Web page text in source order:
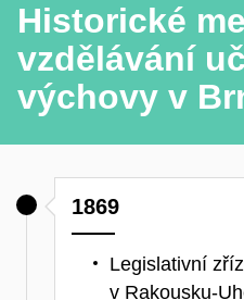
Historické
vzdělávání
výchovy v
1869
Legislativní
v Rakousku-